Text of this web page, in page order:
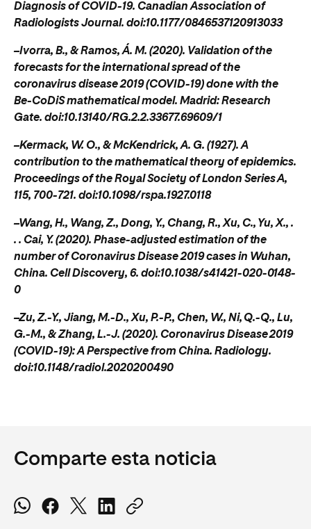
Diagnosis of COVID-19. Canadian Association of
Radiologists Journal. doi:10.1177/0846537120913033
–Ivorra, B., & Ramos, Á. M. (2020). Validation of the
forecasts for the international spread of the
coronavirus disease 2019 (COVID-19) done with the
Be-CoDiS mathematical model. Madrid: Research
Gate. doi:10.13140/RG.2.2.33677.69609/1
–Kermack, W. O., & McKendrick, A. G. (1927). A
contribution to the mathematical theory of epidemics.
Proceedings of the Royal Society of London Series A,
115, 700-721. doi:10.1098/rspa.1927.0118
–Wang, H., Wang, Z., Dong, Y., Chang, R., Xu, C., Yu, X., .
. . Cai, Y. (2020). Phase-adjusted estimation of the
number of Coronavirus Disease 2019 cases in Wuhan,
China. Cell Discovery, 6. doi:10.1038/s41421-020-0148-
0
–Zu, Z.-Y., Jiang, M.-D., Xu, P.-P., Chen, W., Ni, Q.-Q., Lu,
G.-M., & Zhang, L.-J. (2020). Coronavirus Disease 2019
(COVID-19): A Perspective from China. Radiology.
doi:10.1148/radiol.2020200490
Comparte esta noticia